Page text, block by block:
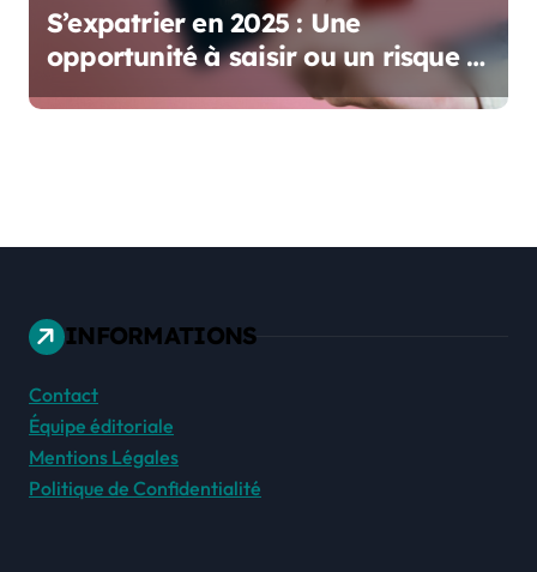
S’expatrier en 2025 : Une
opportunité à saisir ou un risque à
prendre ?
INFORMATIONS
Contact
Équipe éditoriale
Mentions Légales
Politique de Confidentialité